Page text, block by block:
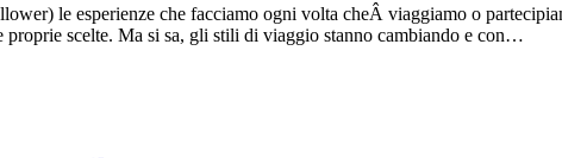
le esperienze che facciamo ogni volta cheÂ viaggiamo o
proprie scelte. Ma si sa, gli stili di viaggio stanno cambiando e con…